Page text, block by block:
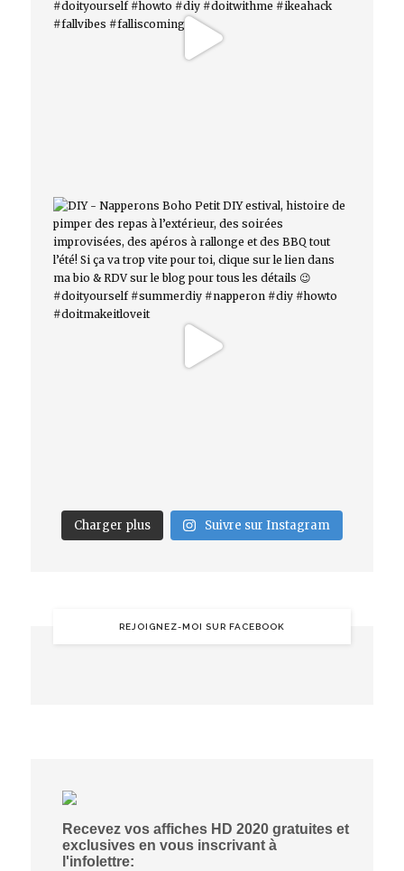
Charger plus Suivre sur Instagram
REJOIGNEZ-MOI SUR FACEBOOK
Recevez vos affiches HD 2020 gratuites et
exclusives en vous inscrivant à
l'infolettre: